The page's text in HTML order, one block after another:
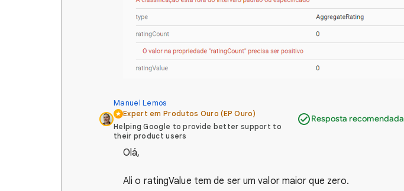
Manuel‏‏‎ ‎Lemos
Expert em Produtos Ouro (EP Ouro)
Helping Google to provide better support to
their product users
Resposta recomendada
Olá,
Ali o ratingValue tem de ser um valor maior que zero.